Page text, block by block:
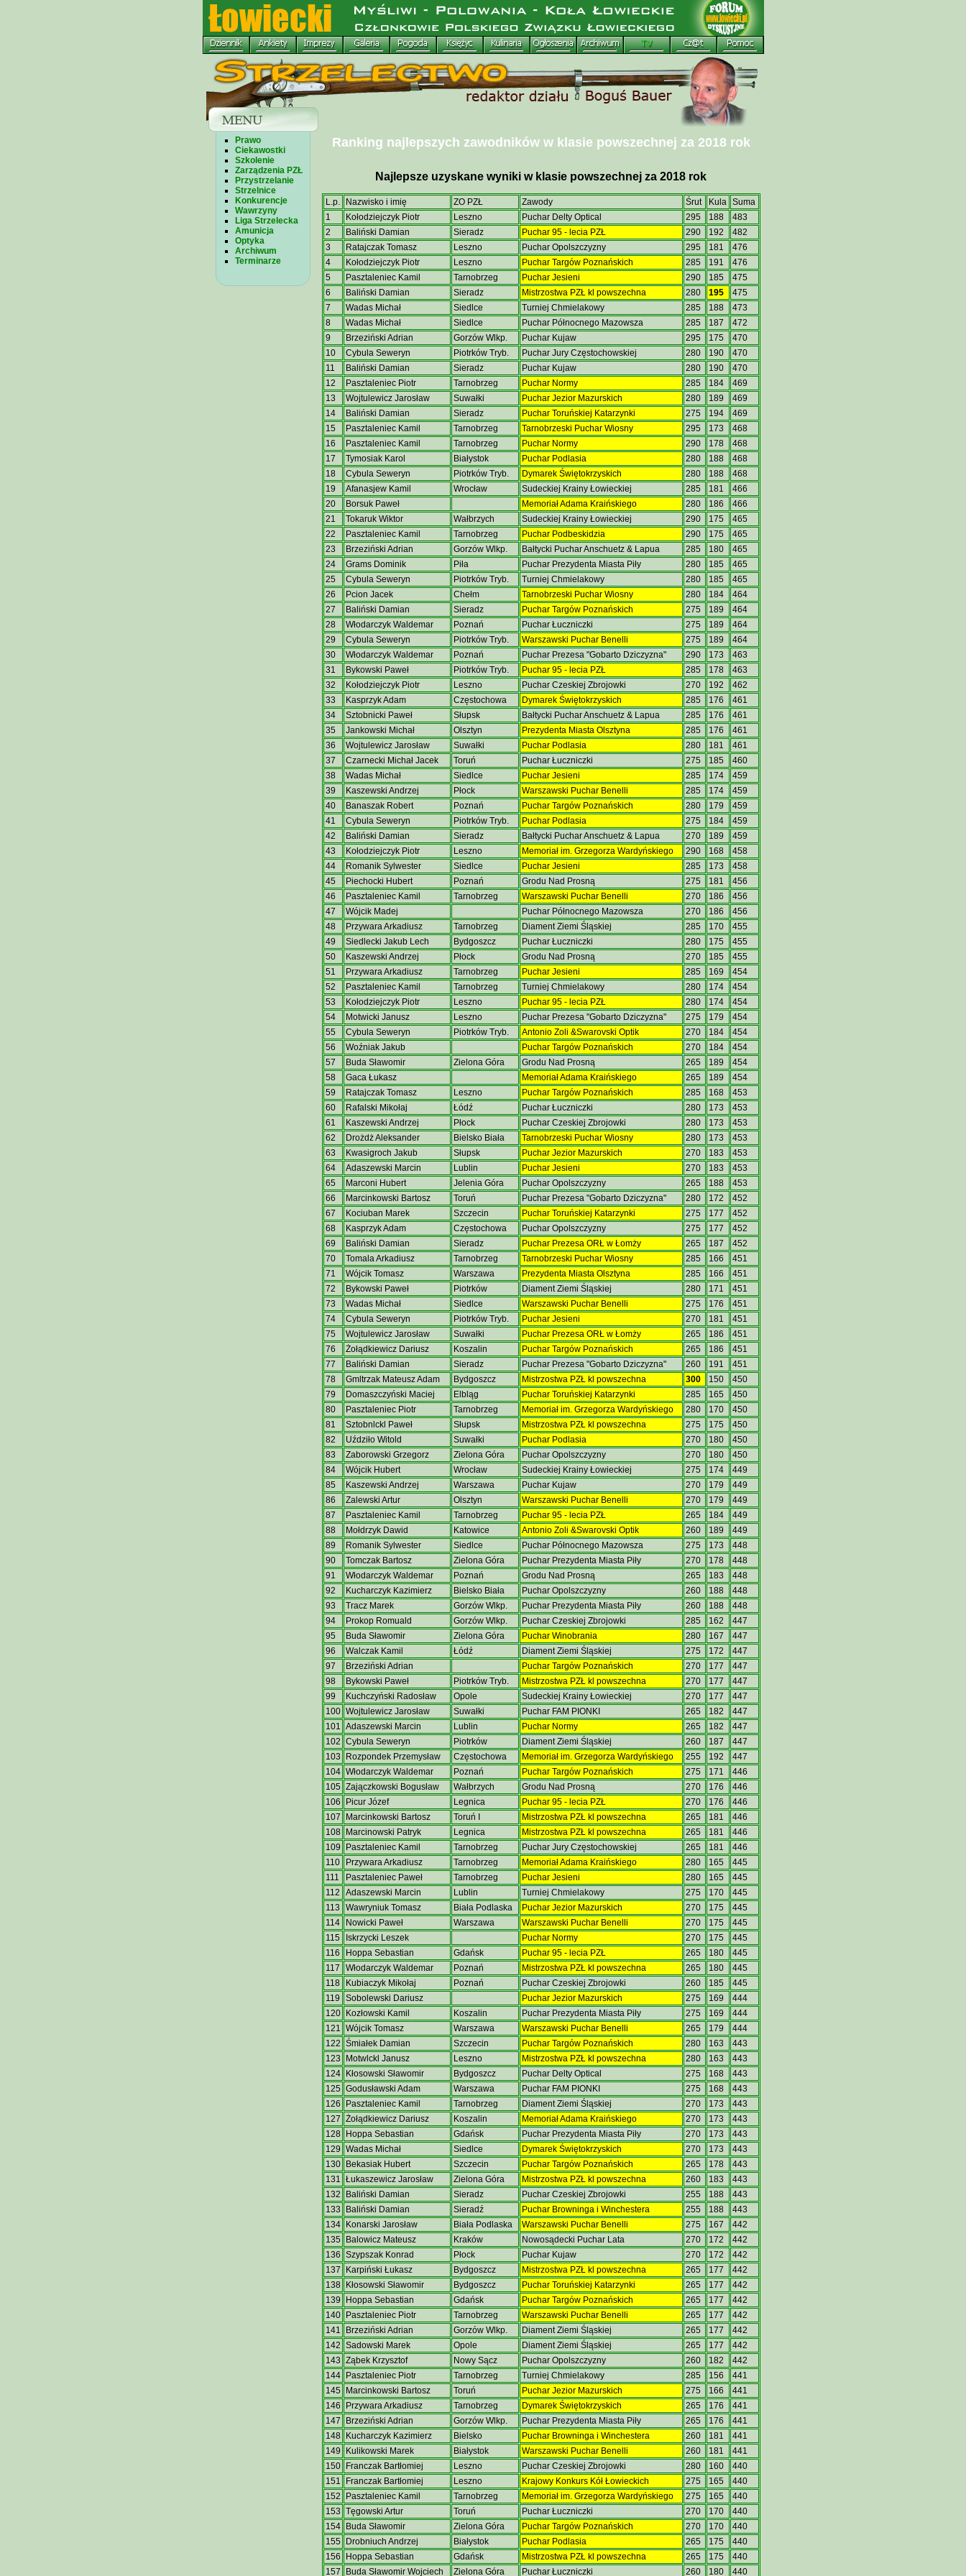
Prawo
Ciekawostki
Szkolenie
Zarządzenia PZŁ
Przystrzelanie
Strzelnice
Konkurencje
Wawrzyny
Liga Strzelecka
Amunicja
Optyka
Archiwum
Terminarze
Ranking najlepszych zawodników w klasie powszechnej za 2018 rok
Najlepsze uzyskane wyniki w klasie powszechnej za 2018 rok
L.p. Nazwisko i imię ZO PZŁ Zawody Śrut Kula
Suma
1
Kołodziejczyk Piotr Leszno Puchar Delty Optical 295 188
483
2
Baliński Damian Sieradz Puchar 95 - lecia PZŁ 290 192
482
3
Ratajczak Tomasz Leszno Puchar Opolszczyzny 295 181
476
4
Kołodziejczyk Piotr Leszno Puchar Targów Poznańskich 285 191
476
5
Pasztaleniec Kamil Tarnobrzeg Puchar Jesieni 290 185
475
6
Baliński Damian Sieradz Mistrzostwa PZŁ kl powszechna 280 195
475
7
Wadas Michał Siedlce Turniej Chmielakowy 285 188
473
8
Wadas Michał Siedlce Puchar Północnego Mazowsza 285 187
472
9
Brzeziński Adrian Gorzów Wlkp. Puchar Kujaw 295 175
470
10
Cybula Seweryn Piotrków Tryb. Puchar Jury Częstochowskiej 280 190
470
11
Baliński Damian Sieradz Puchar Kujaw 280 190
470
12
Pasztaleniec Piotr Tarnobrzeg Puchar Normy 285 184
469
13
Wojtulewicz Jarosław Suwałki Puchar Jezior Mazurskich 280 189
469
14
Baliński Damian Sieradz Puchar Toruńskiej Katarzynki 275 194
469
15
Pasztaleniec Kamil Tarnobrzeg Tarnobrzeski Puchar Wiosny 295 173
468
16
Pasztaleniec Kamil Tarnobrzeg Puchar Normy 290 178
468
17
Tymosiak Karol Białystok Puchar Podlasia 280 188
468
18
Cybula Seweryn Piotrków Tryb. Dymarek Świętokrzyskich 280 188
468
19
Afanasjew Kamil Wrocław Sudeckiej Krainy Łowieckiej 285 181
466
20
Borsuk Paweł Memoriał Adama Kraińskiego 280 186
466
21
Tokaruk Wiktor Wałbrzych Sudeckiej Krainy Łowieckiej 290 175
465
22
Pasztaleniec Kamil Tarnobrzeg Puchar Podbeskidzia 290 175
465
23
Brzeziński Adrian Gorzów Wlkp. Bałtycki Puchar Anschuetz & Lapua 285 180
465
24
Grams Dominik Piła Puchar Prezydenta Miasta Piły 280 185
465
25
Cybula Seweryn Piotrków Tryb. Turniej Chmielakowy 280 185
465
26
Pcion Jacek Chełm Tarnobrzeski Puchar Wiosny 280 184
464
27
Baliński Damian Sieradz Puchar Targów Poznańskich 275 189
464
28
Włodarczyk Waldemar Poznań Puchar Łuczniczki 275 189
464
29
Cybula Seweryn Piotrków Tryb. Warszawski Puchar Benelli 275 189
464
30
Włodarczyk Waldemar Poznań Puchar Prezesa "Gobarto Dziczyzna" 290 173
463
31
Bykowski Paweł Piotrków Tryb. Puchar 95 - lecia PZŁ 285 178
463
32
Kołodziejczyk Piotr Leszno Puchar Czeskiej Zbrojowki 270 192
462
33
Kasprzyk Adam Częstochowa Dymarek Świętokrzyskich 285 176
461
34
Sztobnicki Paweł Słupsk Bałtycki Puchar Anschuetz & Lapua 285 176
461
35
Jankowski Michał Olsztyn Prezydenta Miasta Olsztyna 285 176
461
36
Wojtulewicz Jarosław Suwałki Puchar Podlasia 280 181
461
37
Czarnecki Michał Jacek Toruń Puchar Łuczniczki 275 185
460
38
Wadas Michał Siedlce Puchar Jesieni 285 174
459
39
Kaszewski Andrzej Płock Warszawski Puchar Benelli 285 174
459
40
Banaszak Robert Poznań Puchar Targów Poznańskich 280 179
459
41
Cybula Seweryn Piotrków Tryb. Puchar Podlasia 275 184
459
42
Baliński Damian Sieradz Bałtycki Puchar Anschuetz & Lapua 270 189
459
43
Kołodziejczyk Piotr Leszno Memoriał im. Grzegorza Wardyńskiego 290 168
458
44
Romanik Sylwester Siedlce Puchar Jesieni 285 173
458
45
Piechocki Hubert Poznań Grodu Nad Prosną 275 181
456
46
Pasztaleniec Kamil Tarnobrzeg Warszawski Puchar Benelli 270 186
456
47
Wójcik Madej Puchar Północnego Mazowsza 270 186
456
48
Przywara Arkadiusz Tarnobrzeg Diament Ziemi Śląskiej 285 170
455
49
Siedlecki Jakub Lech Bydgoszcz Puchar Łuczniczki 280 175
455
50
Kaszewski Andrzej Płock Grodu Nad Prosną 270 185
455
51
Przywara Arkadiusz Tarnobrzeg Puchar Jesieni 285 169
454
52
Pasztaleniec Kamil Tarnobrzeg Turniej Chmielakowy 280 174
454
53
Kołodziejczyk Piotr Leszno Puchar 95 - lecia PZŁ 280 174
454
54
Motwicki Janusz Leszno Puchar Prezesa "Gobarto Dziczyzna" 275 179
454
55
Cybula Seweryn Piotrków Tryb. Antonio Zoli &Swarovski Optik 270 184
454
56
Woźniak Jakub Puchar Targów Poznańskich 270 184
454
57
Buda Sławomir Zielona Góra Grodu Nad Prosną 265 189
454
58
Gaca Łukasz Memoriał Adama Kraińskiego 265 189
454
59
Ratajczak Tomasz Leszno Puchar Targów Poznańskich 285 168
453
60
Rafalski Mikołaj Łódź Puchar Łuczniczki 280 173
453
61
Kaszewski Andrzej Płock Puchar Czeskiej Zbrojowki 280 173
453
62
Drożdż Aleksander Bielsko Biała Tarnobrzeski Puchar Wiosny 280 173
453
63
Kwasigroch Jakub Słupsk Puchar Jezior Mazurskich 270 183
453
64
Adaszewski Marcin Lublin Puchar Jesieni 270 183
453
65
Marconi Hubert Jelenia Góra Puchar Opolszczyzny 265 188
453
66
Marcinkowski Bartosz Toruń Puchar Prezesa "Gobarto Dziczyzna" 280 172
452
67
Kociuban Marek Szczecin Puchar Toruńskiej Katarzynki 275 177
452
68
Kasprzyk Adam Częstochowa Puchar Opolszczyzny 275 177
452
69
Baliński Damian Sieradz Puchar Prezesa ORŁ w Łomży 265 187
452
70
Tomala Arkadiusz Tarnobrzeg Tarnobrzeski Puchar Wiosny 285 166
451
71
Wójcik Tomasz Warszawa Prezydenta Miasta Olsztyna 285 166
451
72
Bykowski Paweł Piotrków Diament Ziemi Śląskiej 280 171
451
73
Wadas Michał Siedlce Warszawski Puchar Benelli 275 176
451
74
Cybula Seweryn Piotrków Tryb. Puchar Jesieni 270 181
451
75
Wojtulewicz Jarosław Suwałki Puchar Prezesa ORŁ w Łomży 265 186
451
76
Żołądkiewicz Dariusz Koszalin Puchar Targów Poznańskich 265 186
451
77
Baliński Damian Sieradz Puchar Prezesa "Gobarto Dziczyzna" 260 191
451
78
Gmltrzak Mateusz Adam Bydgoszcz Mistrzostwa PZŁ kl powszechna 300 150
450
79
Domaszczyński Maciej Elbląg Puchar Toruńskiej Katarzynki 285 165
450
80
Pasztaleniec Piotr Tarnobrzeg Memoriał im. Grzegorza Wardyńskiego 280 170
450
81
Sztobnlckl Paweł Słupsk Mistrzostwa PZŁ kl powszechna 275 175
450
82
Uździło Witold Suwałki Puchar Podlasia 270 180
450
83
Zaborowski Grzegorz Zielona Góra Puchar Opolszczyzny 270 180
450
84
Wójcik Hubert Wrocław Sudeckiej Krainy Łowieckiej 275 174
449
85
Kaszewski Andrzej Warszawa Puchar Kujaw 270 179
449
86
Zalewski Artur Olsztyn Warszawski Puchar Benelli 270 179
449
87
Pasztaleniec Kamil Tarnobrzeg Puchar 95 - lecia PZŁ 265 184
449
88
Mołdrzyk Dawid Katowice Antonio Zoli &Swarovski Optik 260 189
449
89
Romanik Sylwester Siedlce Puchar Północnego Mazowsza 275 173
448
90
Tomczak Bartosz Zielona Góra Puchar Prezydenta Miasta Piły 270 178
448
91
Włodarczyk Waldemar Poznań Grodu Nad Prosną 265 183
448
92
Kucharczyk Kazimierz Bielsko Biała Puchar Opolszczyzny 260 188
448
93
Tracz Marek Gorzów Wlkp. Puchar Prezydenta Miasta Piły 260 188
448
94
Prokop Romuald Gorzów Wlkp. Puchar Czeskiej Zbrojowki 285 162
447
95
Buda Sławomir Zielona Góra Puchar Winobrania 280 167
447
96
Walczak Kamil Łódź Diament Ziemi Śląskiej 275 172
447
97
Brzeziński Adrian Puchar Targów Poznańskich 270 177
447
98
Bykowski Paweł Piotrków Tryb. Mistrzostwa PZŁ kl powszechna 270 177
447
99
Kuchczyński Radosław Opole Sudeckiej Krainy Łowieckiej 270 177
447
100 Wojtulewicz Jarosław Suwałki Puchar FAM PIONKI 265 182
447
101 Adaszewski Marcin Lublin Puchar Normy 265 182
447
102 Cybula Seweryn Piotrków Diament Ziemi Śląskiej 260 187
447
103
Rozpondek Przemysław Częstochowa Memoriał im. Grzegorza Wardyńskiego 255 192
447
104 Włodarczyk Waldemar Poznań Puchar Targów Poznańskich 275 171
446
105 Zajączkowski Bogusław Wałbrzych Grodu Nad Prosną 270 176
446
106
Picur Józef Legnica Puchar 95 - lecia PZŁ 270 176
446
107
Marcinkowski Bartosz Toruń I Mistrzostwa PZŁ kl powszechna 265 181
446
108
Marcinowski Patryk Legnica Mistrzostwa PZŁ kl powszechna 265 181
446
109
Pasztaleniec Kamil Tarnobrzeg Puchar Jury Częstochowskiej 265 181
446
110
Przywara Arkadiusz Tarnobrzeg Memoriał Adama Kraińskiego 280 165
445
111
Pasztaleniec Paweł Tarnobrzeg Puchar Jesieni 280 165
445
112
Adaszewski Marcin Lublin Turniej Chmielakowy 275 170
445
113
Wawryniuk Tomasz Biała Podlaska Puchar Jezior Mazurskich 270 175
445
114
Nowicki Paweł Warszawa Warszawski Puchar Benelli 270 175
445
115
Iskrzycki Leszek Puchar Normy 270 175
445
116
Hoppa Sebastian Gdańsk Puchar 95 - lecia PZŁ 265 180
445
117
Włodarczyk Waldemar Poznań Mistrzostwa PZŁ kl powszechna 265 180
445
118
Kubiaczyk Mikołaj Poznań Puchar Czeskiej Zbrojowki 260 185
445
119
Sobolewski Dariusz Puchar Jezior Mazurskich 275 169
444
120
Kozłowski Kamil Koszalin Puchar Prezydenta Miasta Piły 275 169
444
121 Wójcik Tomasz Warszawa Warszawski Puchar Benelli 265 179
444
122 Śmiałek Damian Szczecin Puchar Targów Poznańskich 280 163
443
123
Motwlckl Janusz Leszno Mistrzostwa PZŁ kl powszechna 280 163
443
124
Kłosowski Sławomir Bydgoszcz Puchar Delty Optical 275 168
443
125 Godusławski Adam Warszawa Puchar FAM PIONKI 275 168
443
126
Pasztaleniec Kamil Tarnobrzeg Diament Ziemi Śląskiej 270 173
443
127 Żołądkiewicz Dariusz Koszalin Memoriał Adama Kraińskiego 270 173
443
128
Hoppa Sebastian Gdańsk Puchar Prezydenta Miasta Piły 270 173
443
129 Wadas Michał Siedlce Dymarek Świętokrzyskich 270 173
443
130
Bekasiak Hubert Szczecin Puchar Targów Poznańskich 265 178
443
131 Łukaszewicz Jarosław Zielona Góra Mistrzostwa PZŁ kl powszechna 260 183
443
132
Baliński Damian Sieradz Puchar Czeskiej Zbrojowki 255 188
443
133
Baliński Damian Sieradź Puchar Browninga i Winchestera 255 188
443
134
Konarski Jarosław Biała Podlaska Warszawski Puchar Benelli 275 167
442
135
Balowicz Mateusz Kraków Nowosądecki Puchar Lata 270 172
442
136 Szypszak Konrad Płock Puchar Kujaw 270 172
442
137
Karpiński Łukasz Bydgoszcz Mistrzostwa PZŁ kl powszechna 265 177
442
138
Kłosowski Sławomir Bydgoszcz Puchar Toruńskiej Katarzynki 265 177
442
139
Hoppa Sebastian Gdańsk Puchar Targów Poznańskich 265 177
442
140
Pasztaleniec Piotr Tarnobrzeg Warszawski Puchar Benelli 265 177
442
141
Brzeziński Adrian Gorzów Wlkp. Diament Ziemi Śląskiej 265 177
442
142 Sadowski Marek Opole Diament Ziemi Śląskiej 265 177
442
143 Ząbek Krzysztof Nowy Sącz Puchar Opolszczyzny 260 182
442
144
Pasztaleniec Piotr Tarnobrzeg Turniej Chmielakowy 285 156
441
145
Marcinkowski Bartosz Toruń Puchar Jezior Mazurskich 275 166
441
146
Przywara Arkadiusz Tarnobrzeg Dymarek Świętokrzyskich 265 176
441
147
Brzeziński Adrian Gorzów Wlkp. Puchar Prezydenta Miasta Piły 265 176
441
148
Kucharczyk Kazimierz Bielsko Puchar Browninga i Winchestera 260 181
441
149
Kulikowski Marek Białystok Warszawski Puchar Benelli 260 181
441
150
Franczak Bartłomiej Leszno Puchar Czeskiej Zbrojowki 280 160
440
151
Franczak Bartłomiej Leszno Krajowy Konkurs Kół Łowieckich 275 165
440
152
Pasztaleniec Kamil Tarnobrzeg Memoriał im. Grzegorza Wardyńskiego 275 165
440
153 Tęgowski Artur Toruń Puchar Łuczniczki 270 170
440
154
Buda Sławomir Zielona Góra Puchar Targów Poznańskich 270 170
440
155
Drobniuch Andrzej Białystok Puchar Podlasia 265 175
440
156
Hoppa Sebastian Gdańsk Mistrzostwa PZŁ kl powszechna 265 175
440
157
Buda Sławomir Wojciech Zielona Góra Puchar Łuczniczki 260 180 440